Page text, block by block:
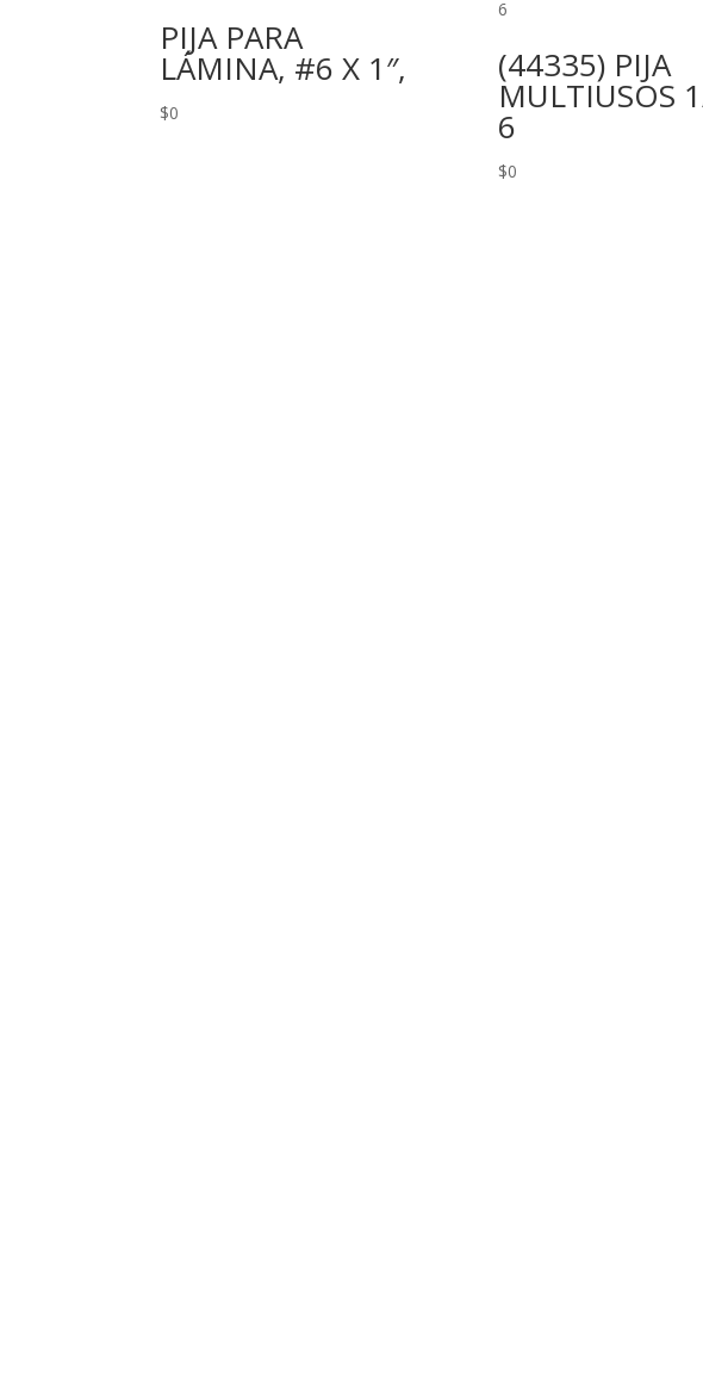
PIJA PARA
LÁMINA, #6 X 1″,
$0
(44335) PIJA
MULTIUSOS
6
$0